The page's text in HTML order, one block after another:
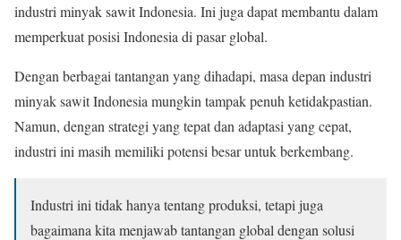
industri minyak sawit Indonesia. Ini juga dapat membantu dalam
memperkuat posisi Indonesia di pasar global.
Dengan berbagai tantangan yang dihadapi, masa depan industri
minyak sawit Indonesia mungkin tampak penuh ketidakpastian.
Namun, dengan strategi yang tepat dan adaptasi yang cepat,
industri ini masih memiliki potensi besar untuk berkembang.
Industri ini tidak hanya tentang produksi, tetapi juga
bagaimana kita menjawab tantangan global dengan solusi